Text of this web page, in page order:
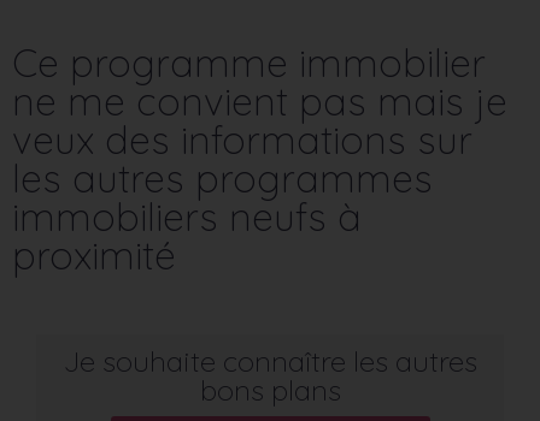
Ce programme immobilier
ne me convient pas mais je
veux des informations sur
les autres programmes
immobiliers neufs à
proximité
Je souhaite connaître les autres
bons plans